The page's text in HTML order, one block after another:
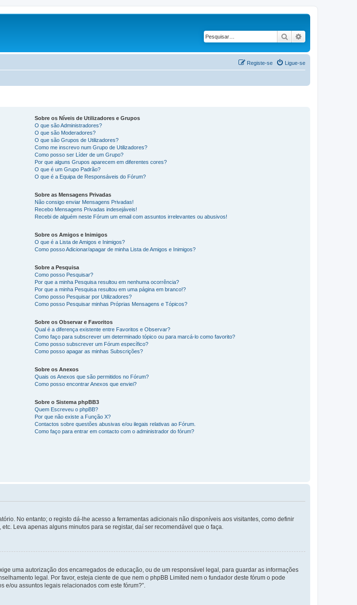
Pesquisar
Ligue-se
Registe-se
Sobre os Níveis de Utilizadores e Grupos
O que são Administradores?
O que são Moderadores?
O que são Grupos de Utilizadores?
Como me inscrevo num Grupo de Utilizadores?
Como posso ser Líder de um Grupo?
Por que alguns Grupos aparecem em diferentes cores?
O que é um Grupo Padrão?
O que é a Equipa de Responsáveis do Fórum?
Sobre as Mensagens Privadas
Não consigo enviar Mensagens Privadas!
Recebo Mensagens Privadas indesejáveis!
Recebi de alguém neste Fórum um email com assuntos irrelevantes ou abusivos!
Sobre os Amigos e Inimigos
O que é a Lista de Amigos e Inimigos?
Como posso Adicionar/apagar de minha Lista de Amigos e Inimigos?
Sobre a Pesquisa
Como posso Pesquisar?
Por que a minha Pesquisa resultou em nenhuma ocorrência?
Por que a minha Pesquisa resultou em uma página em branco!?
Como posso Pesquisar por Utilizadores?
Como posso Pesquisar minhas Próprias Mensagens e Tópicos?
Sobre os Observar e Favoritos
Qual é a diferença existente entre Favoritos e Observar?
Como faço para subscrever um determinado tópico ou para marcá-lo como favorito?
Como posso subscrever um Fórum específico?
Como posso apagar as minhas Subscrições?
Sobre os Anexos
Quais os Anexos que são permitidos no Fórum?
Como posso encontrar Anexos que enviei?
Sobre o Sistema phpBB3
Quem Escreveu o phpBB?
Por que não existe a Função X?
Contactos sobre questões abusivas e/ou ilegais relativas ao Fórum.
Como faço para entrar em contacto com o administrador do fórum?
No entanto; o registo dá-lhe acesso a ferramentas adicionais não disponíveis aos visitantes, como definir
Leva apenas alguns minutos para se registar, daí ser recomendável que o faça.
uma autorização dos encarregados de educação, ou de um responsável legal, para guardar as informações
legal. Por favor, esteja ciente de que nem o phpBB Limited nem o fundador deste fórum o pode
e/ou assuntos legais relacionados com este fórum?”.